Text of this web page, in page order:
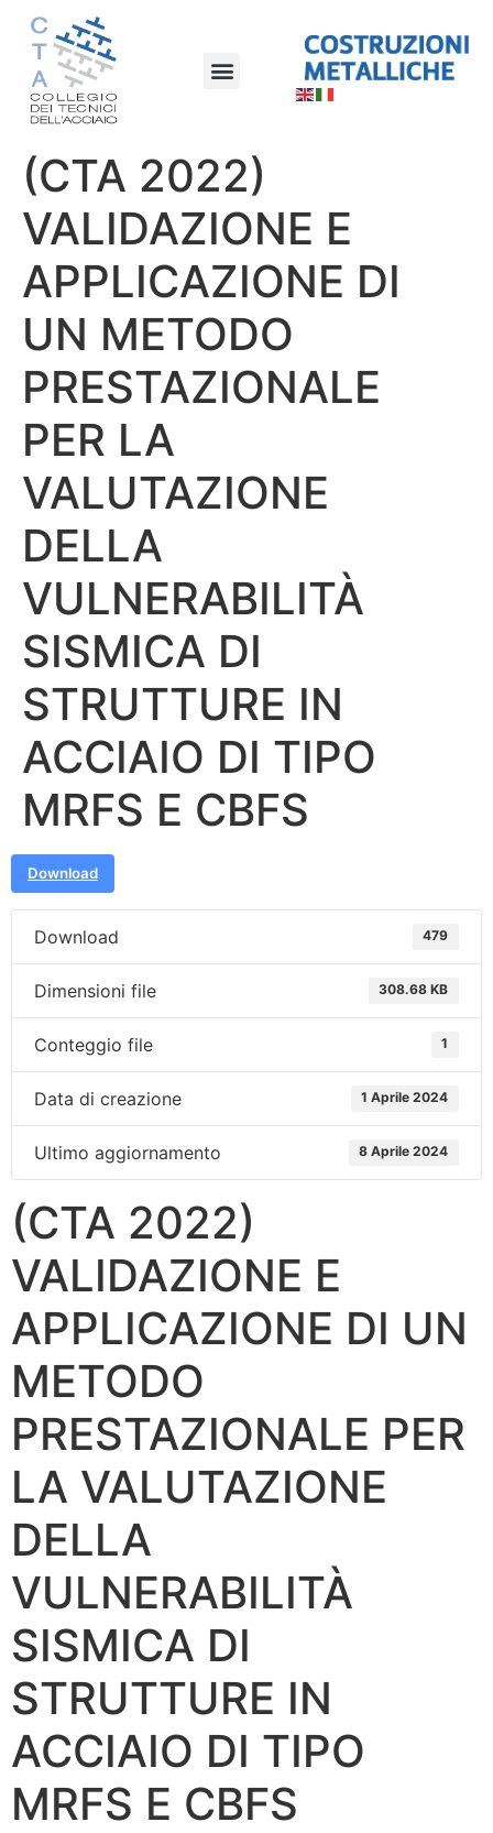
(CTA 2022)
VALIDAZIONE E
APPLICAZIONE DI
UN METODO
PRESTAZIONALE
PER LA
VALUTAZIONE
DELLA
VULNERABILITÀ
SISMICA DI
STRUTTURE IN
ACCIAIO DI TIPO
MRFS E CBFS
Download
Download 479
Dimensioni file 308.68 KB
Conteggio file 1
Data di creazione 1 Aprile 2024
Ultimo aggiornamento 8 Aprile 2024
(CTA 2022)
VALIDAZIONE E
APPLICAZIONE DI UN
METODO
PRESTAZIONALE PER
LA VALUTAZIONE
DELLA
VULNERABILITÀ
SISMICA DI
STRUTTURE IN
ACCIAIO DI TIPO
MRFS E CBFS